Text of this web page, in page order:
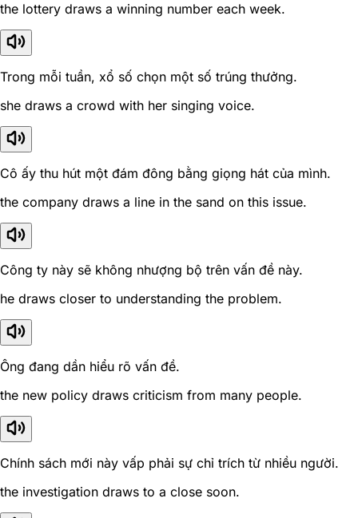
the lottery draws a winning number each week.
Trong mỗi tuần, xổ số chọn một số trúng thưởng.
she draws a crowd with her singing voice.
Cô ấy thu hút một đám đông bằng giọng hát của mình.
the company draws a line in the sand on this issue.
Công ty này sẽ không nhượng bộ trên vấn đề này.
he draws closer to understanding the problem.
Ông đang dần hiểu rõ vấn đề.
the new policy draws criticism from many people.
Chính sách mới này vấp phải sự chỉ trích từ nhiều người.
the investigation draws to a close soon.